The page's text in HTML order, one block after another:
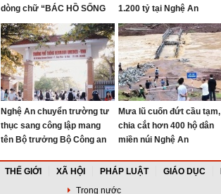
dòng chữ “BÁC HỒ SỐNG
MÃI” trên Núi Nhón
1.200 tỷ tại Nghệ An
Nghệ An chuyển trường tư
thục sang công lập mang
tên Bộ trưởng Bộ Công an
Mưa lũ cuốn đứt cầu tạm,
chia cắt hơn 400 hộ dân
miền núi Nghệ An
THẾ GIỚI XÃ HỘI PHÁP LUẬT GIÁO DỤC
Trong nước